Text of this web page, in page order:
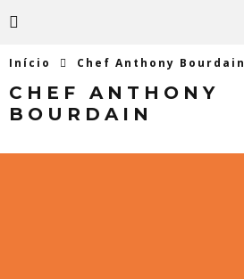
Início Chef Anthony Bourdain
CHEF ANTHONY
BOURDAIN